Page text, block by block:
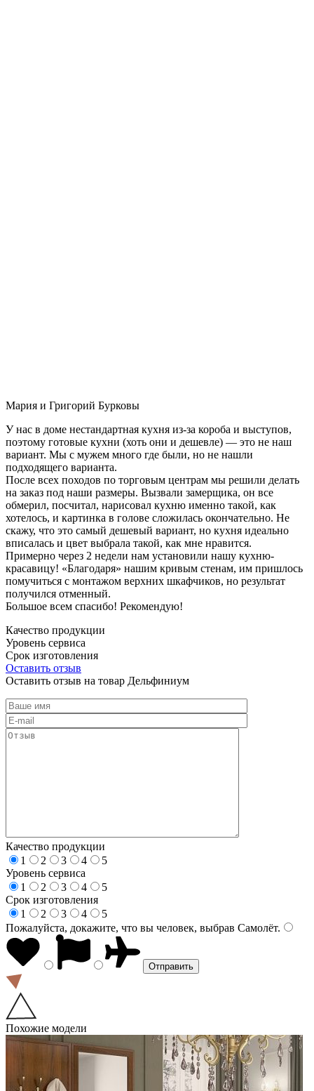
Мария и Григорий Бурковы
У нас в доме нестандартная кухня из-за короба и выступов,
поэтому готовые кухни (хоть они и дешевле) — это не наш
вариант. Мы с мужем много где были, но не нашли
подходящего варианта.
После всех походов по торговым центрам мы решили делать
на заказ под наши размеры. Вызвали замерщика, он все
обмерил, посчитал, нарисовал кухню именно такой, как
хотелось, и картинка в голове сложилась окончательно. Не
скажу, что это самый дешевый вариант, но кухня идеально
вписалась и цвет выбрала такой, как мне нравится.
Примерно через 2 недели нам установили нашу кухню-
красавицу! «Благодаря» нашим кривым стенам, им пришлось
помучиться с монтажом верхних шкафчиков, но результат
получился отменный.
Большое всем спасибо! Рекомендую!
Качество продукции
Уровень сервиса
Срок изготовления
Оставить отзыв
Оставить отзыв на товар Дельфиниум
Качество продукции
1
2 3 4
5
Уровень сервиса
1
2 3 4
5
Срок изготовления
1
2 3 4
5
Пожалуйста, докажите, что вы человек, выбрав Самолёт.
Похожие модели